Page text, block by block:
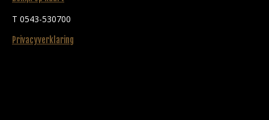
T 0543-530700
Privacyverklaring